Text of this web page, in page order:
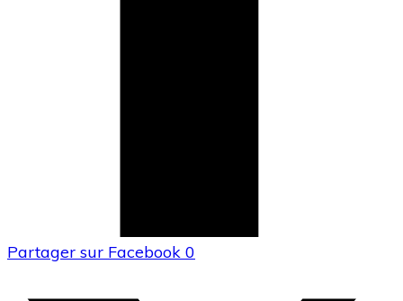
Partager sur Facebook 0